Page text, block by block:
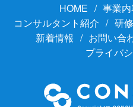
HOME 事業
コンサルタント紹介
研
新着情報
お問い合
プライバ